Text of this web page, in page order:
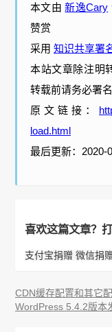
本文由新逸Cary
赞赏
采用 知识共享署
本站文章除注明
转载前请务必署名
原文链接：
load.html
最后更新：2020-
喜欢这篇文章？
支付宝捐赠 微信捐
CDN缓存配置和其它
WordPress 5.4.2版本